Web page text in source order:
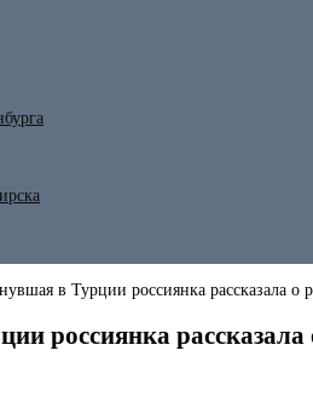
в Турции россиянка рассказала о
россиянка рассказала